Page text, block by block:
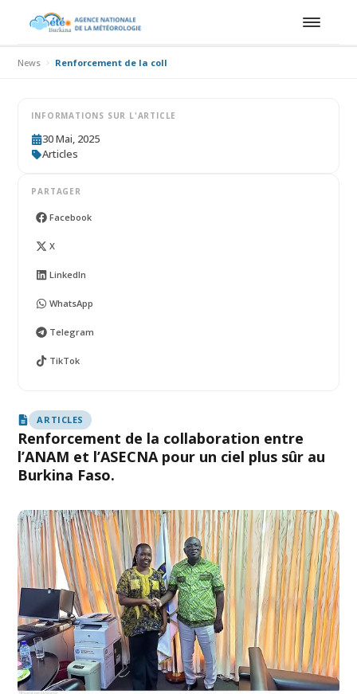
News Renforcement de la collaboration entre l’ANAM et l’ASECNA
ARTICLES
Renforcement de la collaboration entre
l’ANAM et l’ASECNA pour un ciel plus sûr au
Burkina Faso.
INFORMATIONS SUR L'ARTICLE
30 Mai, 2025
Articles
PARTAGER
Facebook
X
LinkedIn
WhatsApp
Telegram
TikTok